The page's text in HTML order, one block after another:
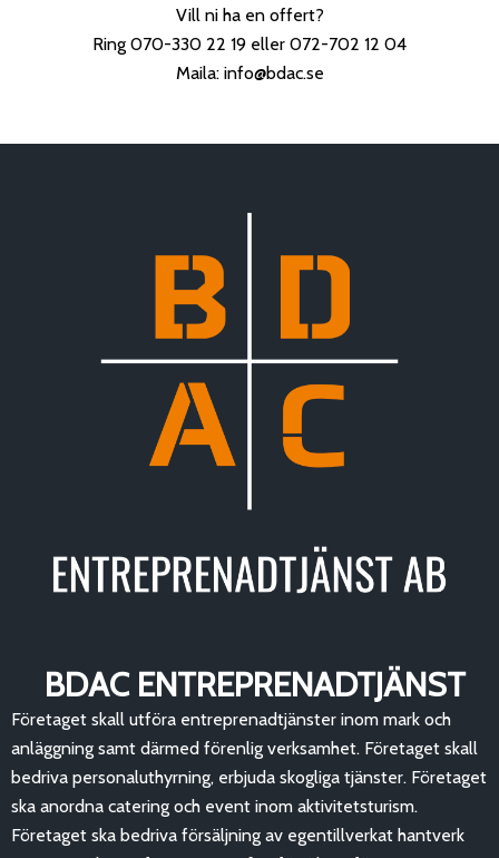
Vill ni ha en offert?
Ring 070-330 22 19 eller 072-702 12 04
Maila: info@bdac.se
BDAC ENTREPRENADTJÄNST
Företaget skall utföra entreprenadtjänster inom mark och
anläggning samt därmed förenlig verksamhet. Företaget skall
bedriva personaluthyrning, erbjuda skogliga tjänster. Företaget
ska anordna catering och event inom aktivitetsturism.
Företaget ska bedriva försäljning av egentillverkat hantverk